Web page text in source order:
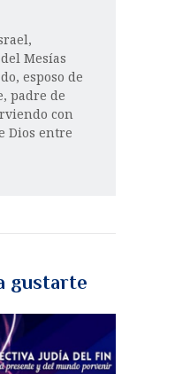
Mesías
esposo de
padre de
con
Dios entre
gustarte